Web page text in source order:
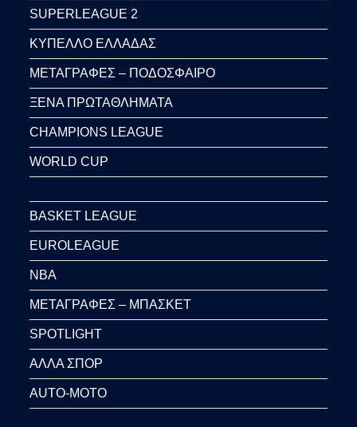
SUPERLEAGUE 2
ΚΥΠΕΛΛΟ ΕΛΛΑΔΑΣ
ΜΕΤΑΓΡΑΦΕΣ – ΠΟΔΟΣΦΑΙΡΟ
ΞΕΝΑ ΠΡΩΤΑΘΛΗΜΑΤΑ
CHAMPIONS LEAGUE
WORLD CUP
BASKET LEAGUE
EUROLEAGUE
NBA
ΜΕΤΑΓΡΑΦΕΣ – ΜΠΑΣΚΕΤ
SPOTLIGHT
ΑΛΛΑ ΣΠΟΡ
AUTO-MOTO